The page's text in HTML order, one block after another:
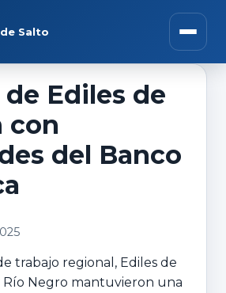
Salto Abrir
Ediles de
con
del Banco
trabajo regional, Ediles de
Río Negro mantuvieron una